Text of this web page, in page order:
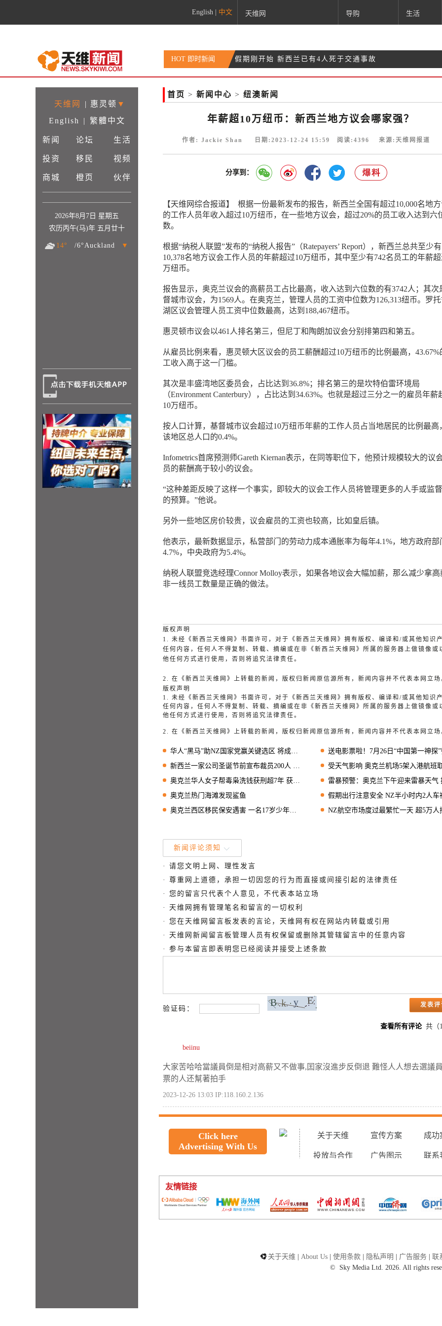
English 中文 天维网 导购 生活
HOT 即时新闻
假期刚开始 新西兰已有4人死于交通事故
年薪超10万纽币：新西兰地方议会哪家强？
天维网 | 惠灵顿 ▼
English
| 繁體中文
新闻 论坛 生活
投资 移民 视频
商城 橙页 伙伴
2026年8月7日 星期五
农历丙午(马)年 五月廿十
14° /6°Auckland ▼
首页 > 新闻中心 > 纽澳新闻
年薪超10万纽币：新西兰地方议会哪家强？
作者: Jackie Shan 日期:2023-12-24 15:59 阅读: 4396 来源:天维网报道
分享到：
【天维网综合报道】 根据一份最新发布的报告，新西兰全国有超过10,000名地
的工作人员年收入超过10万纽币，在一些地方议会，超过20%的员工收入达到六
数。
根据“纳税人联盟”发布的“纳税人报告”（Ratepayers’ Report），新西兰总共至少有
10,378名地方议会工作人员的年薪超过10万纽币，其中至少有742名员工的年薪
万纽币。
报告显示，奥克兰议会的高薪员工占比最高，收入达到六位数的有3742人；其次
督城市议会，为1569人。在奥克兰，管理人员的工资中位数为126,313纽币。罗
湖区议会管理人员工资中位数最高，达到188,467纽币。
惠灵顿市议会以461人排名第三，但尼丁和陶朗加议会分别排第四和第五。
从雇员比例来看，惠灵顿大区议会的员工薪酬超过10万纽币的比例最高，43.67%
工收入高于这一门槛。
其次是丰盛湾地区委员会，占比达到36.8%；排名第三的是坎特伯雷环境局
（Environment Canterbury），占比达到34.63%。也就是超过三分之一的雇员年薪
10万纽币。
按人口计算，基督城市议会超过10万纽币年薪的工作人员占当地居民的比例最高
该地区总人口的0.4%。
Infometrics首席预测师Gareth Kiernan表示，在同等职位下，他预计规模较大的议
员的薪酬高于较小的议会。
“这种差距反映了这样一个事实，即较大的议会工作人员将管理更多的人手或监
的预算。”他说。
另外一些地区房价较贵，议会雇员的工资也较高，比如皇后镇。
他表示，最新数据显示，私营部门的劳动力成本通胀率为每年4.1%，地方政府部
4.7%，中央政府为5.4%。
纳税人联盟竞选经理Connor Molloy表示，如果各地议会大幅加薪，那么减少拿高
非一线员工数量是正确的做法。
版权声明
1. 未经《新西兰天维网》书面许可，对于《新西兰天维网》拥有版权、编译和/或其他知识
任何内容，任何人不得复制、转载、摘编或在非《新西兰天维网》所属的服务器上做镜像或
他任何方式进行使用，否则将追究法律责任。
2. 在《新西兰天维网》上转载的新闻，版权归新闻原信源所有，新闻内容并不代表本网立场
版权声明
1. 未经《新西兰天维网》书面许可，对于《新西兰天维网》拥有版权、编译和/或其他知识
任何内容，任何人不得复制、转载、摘编或在非《新西兰天维网》所属的服务器上做镜像或
他任何方式进行使用，否则将追究法律责任。
2. 在《新西兰天维网》上转载的新闻，版权归新闻原信源所有，新闻内容并不代表本网立场
华人“黑马”助NZ国家党赢关键选区 将成国会议员
送电影票啦！7月26日“中国第一神探”归来，超大屏幕IMAX实力诠释狄仁杰风
新西兰一家公司圣诞节前宣布裁员200人 节后开始
受天气影响 奥克兰机场5架入港航班取消、18架
奥克兰华人女子帮毒枭洗钱获刑超7年 获准延期入狱
雷暴预警：奥克兰下午迎来雷暴天气 持续到
奥克兰热门海滩发现鲨鱼
假期出行注意安全 NZ半小时内2人车祸丧
奥克兰西区移民保安遇害 一名17岁少年被控谋杀
NZ航空市场度过最繁忙一天 超5万人搭乘纽航航班
新闻评论须知
· 请您文明上网、理性发言
· 尊重网上道德，承担一切因您的行为而直接或间接引起的法律责任
· 您的留言只代表个人意见，不代表本站立场
· 天维网拥有管理笔名和留言的一切权利
· 您在天维网留言板发表的言论，天维网有权在网站内转载或引用
· 天维网新闻留言板管理人员有权保留或删除其管辖留言中的任意内容
· 参与本留言即表明您已经阅读并接受上述条款
验证码：
查看所有评论共（1
beiinu
大家苦哈哈當議員倒是相对高薪又不做事,囯家沒進步反倒退 難怪人人想去選議
票的人还幫著拍手
2023-12-26 13:03 IP:118.160.2.136
Click here
Advertising With Us
关于天维 宣传方案 成功
投放与合作 广告图示 联系
友情链接
关于天维 About Us 使用条款 隐私声明 广告服务 联
©
Sky Media Ltd. 2026. All rights